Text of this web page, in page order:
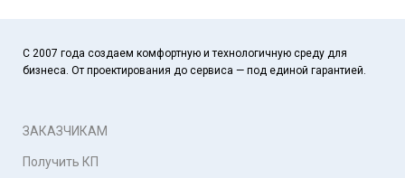
С 2007 года создаем комфортную и технологичную среду для
бизнеса. От проектирования до сервиса — под единой гарантией.
ЗАКАЗЧИКАМ
Получить КП